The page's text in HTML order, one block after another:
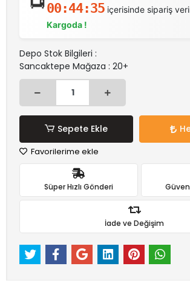
00:44:35içerisinde sipariş
Kargoda !
Depo Stok Bilgileri :
Sancaktepe Mağaza : 20+
Sepete Ekle
Favorilerime ekle
Süper Hızlı Gönderi
İade ve Değişim